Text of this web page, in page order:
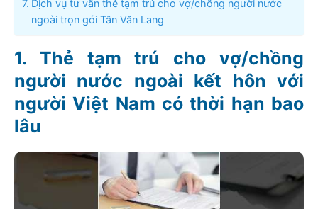
Dịch vụ tư vấn thẻ tạm trú cho vợ/chồng người nước
ngoài trọn gói Tân Văn Lang
Thẻ tạm trú cho vợ/chồng
người nước ngoài kết hôn với
người Việt Nam có thời hạn bao
lâu